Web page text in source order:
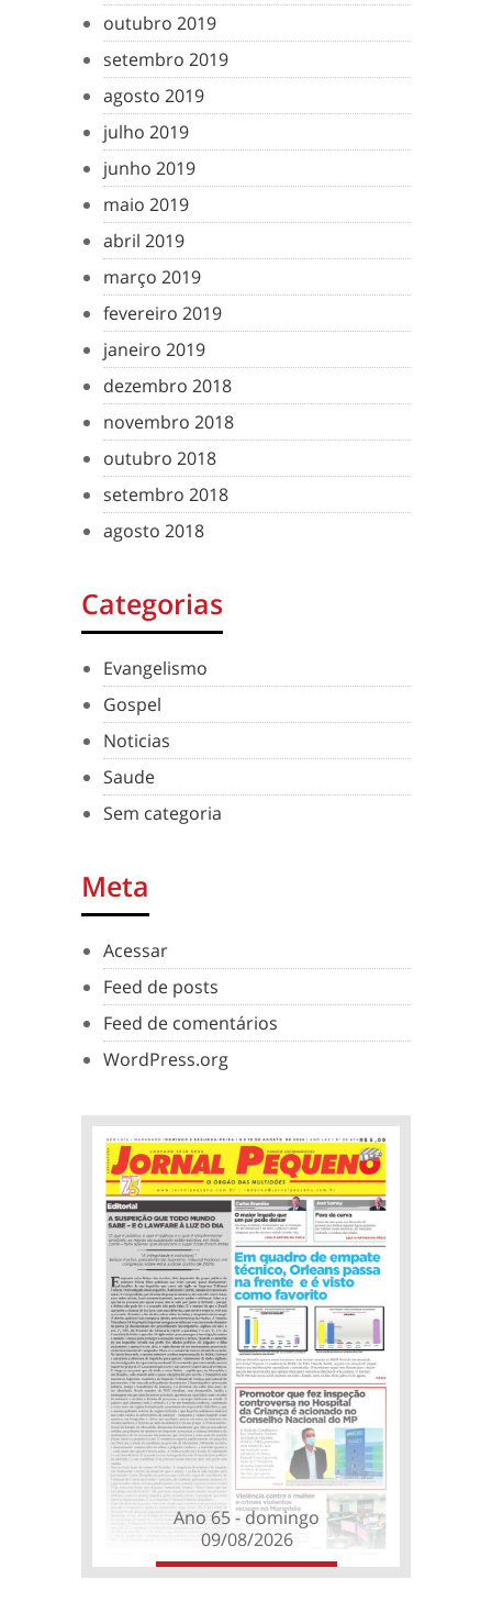
outubro 2019
setembro 2019
agosto 2019
julho 2019
junho 2019
maio 2019
abril 2019
março 2019
fevereiro 2019
janeiro 2019
dezembro 2018
novembro 2018
outubro 2018
setembro 2018
agosto 2018
Categorias
Evangelismo
Gospel
Noticias
Saude
Sem categoria
Meta
Acessar
Feed de posts
Feed de comentários
WordPress.org
Ano 65 - domingo
09/08/2026